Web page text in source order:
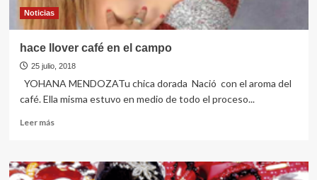
Noticias
hace llover café en el campo
25 julio, 2018
YOHANA MENDOZATu chica dorada Nació con el aroma del
café. Ella misma estuvo en medio de todo el proceso...
Leer másLeer
hace
llover